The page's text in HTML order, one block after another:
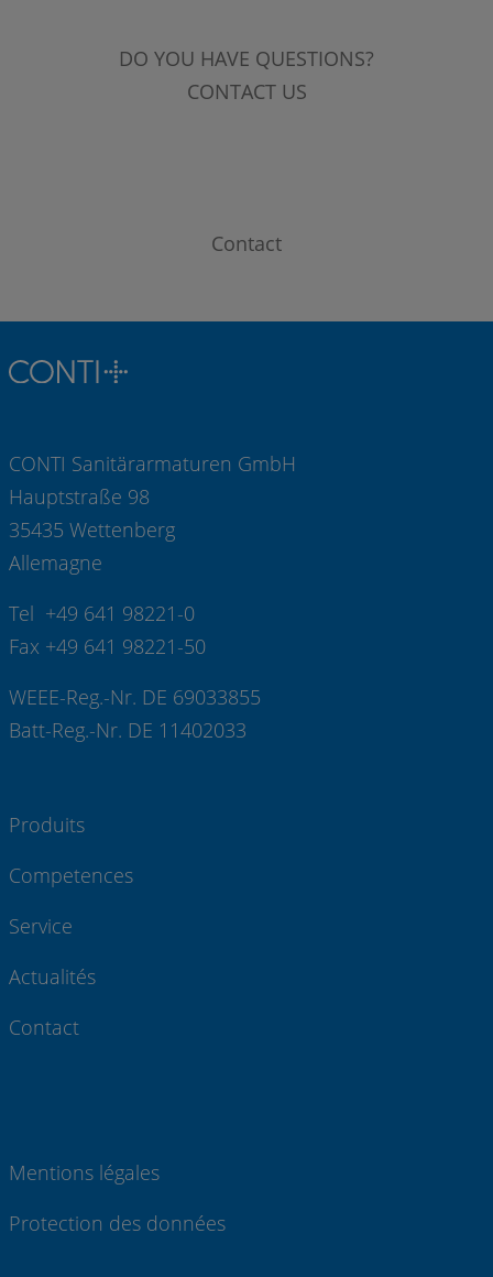
DO YOU HAVE QUESTIONS?
CONTACT US
Contact
CONTI Sanitärarmaturen GmbH
Hauptstraße 98
35435 Wettenberg
Allemagne
Tel +49 641 98221-0
Fax +49 641 98221-50
WEEE-Reg.-Nr. DE 69033855
Batt-Reg.-Nr. DE 11402033
Produits
Competences
Service
Actualités
Contact
Mentions légales
Protection des données